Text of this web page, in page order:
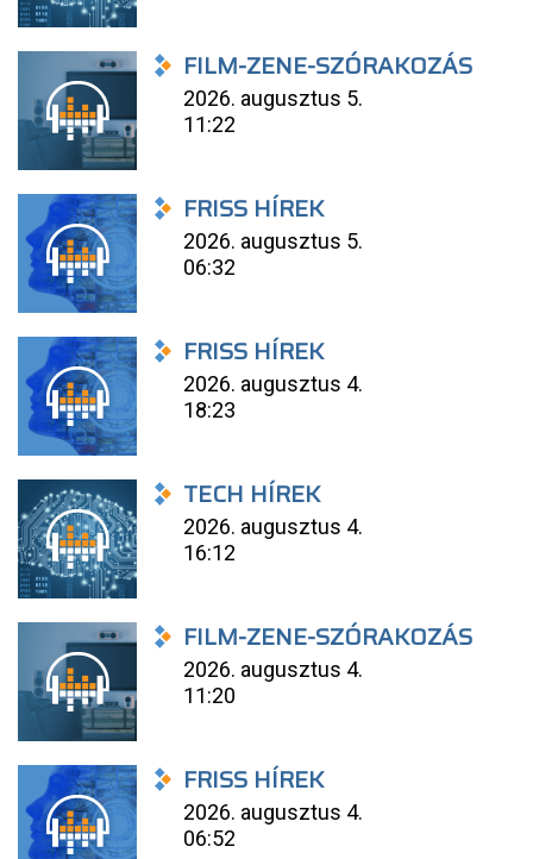
FILM-ZENE-SZÓRAKOZÁS
2026. augusztus 5.
11:22
FRISS HÍREK
2026. augusztus 5.
06:32
FRISS HÍREK
2026. augusztus 4.
18:23
TECH HÍREK
2026. augusztus 4.
16:12
FILM-ZENE-SZÓRAKOZÁS
2026. augusztus 4.
11:20
FRISS HÍREK
2026. augusztus 4.
06:52